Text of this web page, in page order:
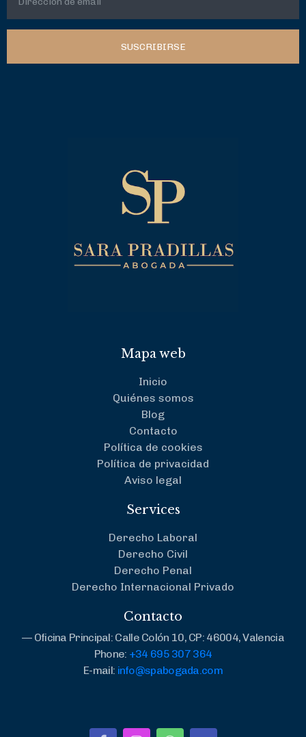
SUSCRIBIRSE
Mapa web
Inicio
Quiénes somos
Blog
Contacto
Política de cookies
Política de privacidad
Aviso legal
Services
Derecho Laboral
Derecho Civil
Derecho Penal
Derecho Internacional Privado
Contacto
— Oficina Principal: Calle Colón 10, CP: 46004, Valencia
Phone: +34 695 307 364
E-mail: info@spabogada.com